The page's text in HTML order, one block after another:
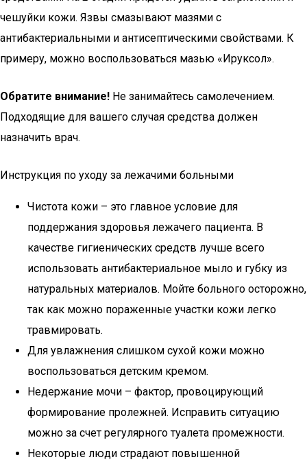
чешуйки кожи. Язвы смазывают мазями с
антибактериальными и антисептическими свойствами. К
примеру, можно воспользоваться мазью «Ируксол».
Обратите внимание! Не занимайтесь самолечением.
Подходящие для вашего случая средства должен
назначить врач.
Инструкция по уходу за лежачими больными
Чистота кожи – это главное условие для
поддержания здоровья лежачего пациента. В
качестве гигиенических средств лучше всего
использовать антибактериальное мыло и губку из
натуральных материалов. Мойте больного осторожно,
так как можно пораженные участки кожи легко
травмировать.
Для увлажнения слишком сухой кожи можно
воспользоваться детским кремом.
Недержание мочи – фактор, провоцирующий
формирование пролежней. Исправить ситуацию
можно за счет регулярного туалета промежности.
Некоторые люди страдают повышенной